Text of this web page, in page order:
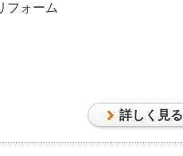
フォーム
詳しく見る